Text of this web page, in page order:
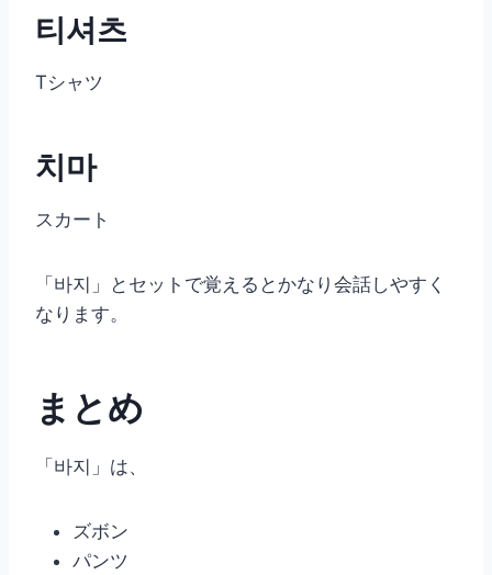
티셔츠
Tシャツ
치마
スカート
「바지」とセットで覚えるとかなり会話しやすく
なります。
まとめ
「바지」は、
ズボン
パンツ